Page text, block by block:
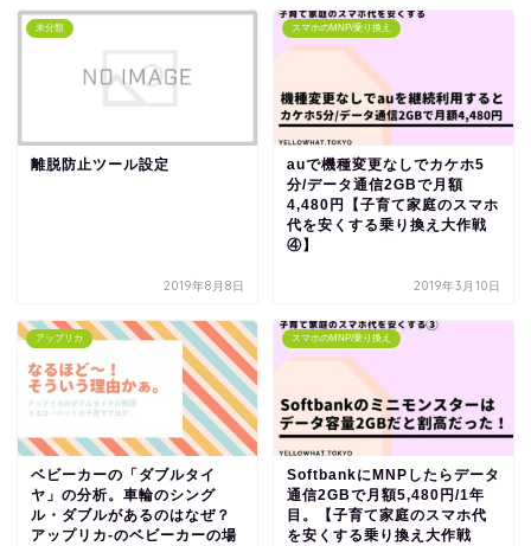
未分類
離脱防止ツール設定
2019年8月8日
スマホのMNP/乗り換え
auで機種変更なしでカケホ5
分/データ通信2GBで月額
4,480円【子育て家庭のスマホ
代を安くする乗り換え大作戦
④】
2019年3月10日
アップリカ
ベビーカーの「ダブルタイ
ヤ」の分析。車輪のシング
ル・ダブルがあるのはなぜ？
アップリカ-のベビーカーの場
スマホのMNP/乗り換え
SoftbankにMNPしたらデータ
通信2GBで月額5,480円/1年
目。【子育て家庭のスマホ代
を安くする乗り換え大作戦